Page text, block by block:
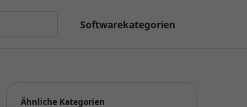
Softwarekategorien
Ähnliche Kategorien